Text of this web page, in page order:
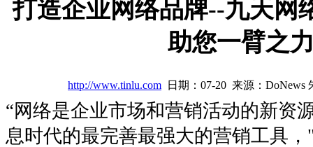
打造企业网络品牌--九天网
助您一臂之
http://www.tinlu.com 日期：07-20 来源：DoNews
“网络是企业市场和营销活动的新资
息时代的最完善最强大的营销工具